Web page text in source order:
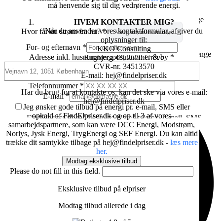
må henvende sig til dig vedrørende energi.
HVEM KONTAKTER MIG?
Når du anvender vores kontaktformular, afgiver du
oplysninger til:
KKO Consulting
Rugbjerg 43, 2670 Greve
CVR-nr. 34513570
E-mail: hej@findelpriser.dk
Har du brug for at kontakte os, kan det ske via vores e-mail:
hej@findelpriser.dk
FindElpriser.dk må kontakte dig på telefon, e-mail, SMS
angående din igangværende forespørgsel og fremtidige
muligheder for at spare penge.
FindElpriser.dk kontakter dig indledningsvis med meddelelser
angående din igangværende forespørgsel, eller andre relevante
informationer i relation til din forespørgsel.
Du kan altid tilbagekalde dit samtykke ved at skrive til:
hej@findelpriser.dk
Derudover vil du blive kontaktet af op til tre af følgende
Hvor får du strøm fra nu?*
For- og efternavn *
Adresse inkl. husnummer, postnummer & by *
Telefonnummer *
E-mail*
Jeg ønsker gode tilbud på energi pr. e-mail, SMS eller
opkald af FindElpriser.dk og op til 3 af vores
samarbejdspartnere, som kan være DCC Energi, Modstrøm,
Norlys, Jysk Energi, TrygEnergi og SEF Energi. Du kan altid
trække dit samtykke tilbage på hej@findelpriser.dk - læs mere
her.
Modtag eksklusive tilbud
Please do not fill in this field.
Eksklusive tilbud på elpriser
Modtag tilbud allerede i dag
Er du sikker på du har den billigste elaftale?
Vi hjælper dig med at indhente 3 eksklusive tilbud på billige
elaftaler,
som du ikke selv ville kunne opnå.
Det koster dig intet at prøve, men kan muligvis spare mange penge –
hvert år.